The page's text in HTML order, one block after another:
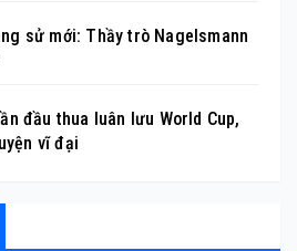
sử mới: Thầy trò Nagelsmann
đầu thua luân lưu World Cup,
vĩ đại